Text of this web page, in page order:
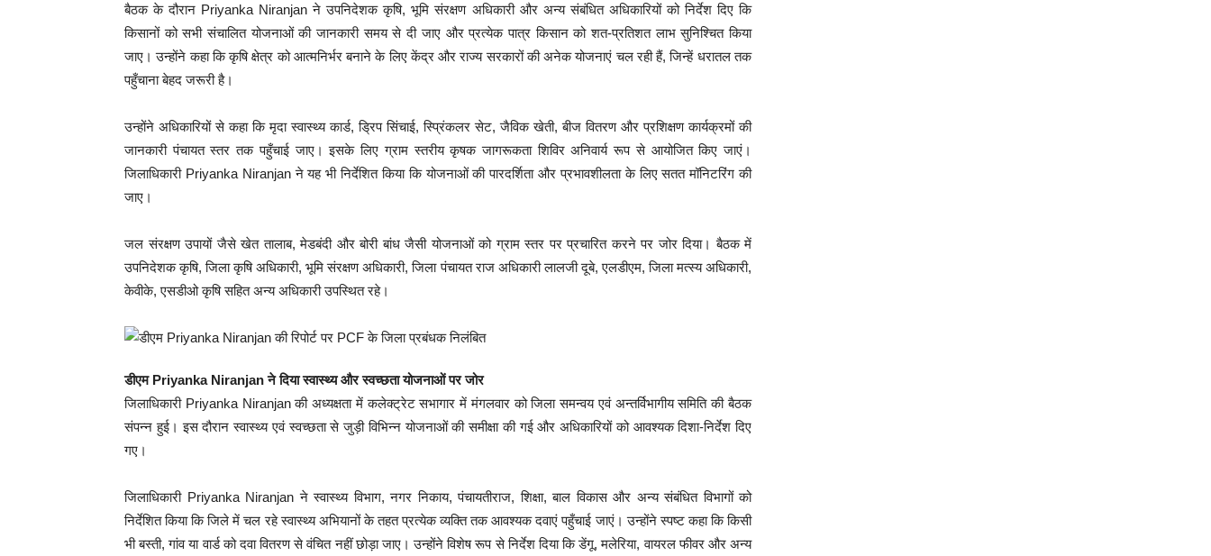
बैठक के दौरान Priyanka Niranjan ने उपनिदेशक कृषि, भूमि संरक्षण अधिकारी और अन्य संबंधित अधिकारियों को निर्देश दिए कि
किसानों को सभी संचालित योजनाओं की जानकारी समय से दी जाए और प्रत्येक पात्र किसान को शत-प्रतिशत लाभ सुनिश्चित किया
जाए। उन्होंने कहा कि कृषि क्षेत्र को आत्मनिर्भर बनाने के लिए केंद्र और राज्य सरकारों की अनेक योजनाएं चल रही हैं, जिन्हें धरातल तक
पहुँचाना बेहद जरूरी है।
उन्होंने अधिकारियों से कहा कि मृदा स्वास्थ्य कार्ड, ड्रिप सिंचाई, स्प्रिंकलर सेट, जैविक खेती, बीज वितरण और प्रशिक्षण कार्यक्रमों की
जानकारी पंचायत स्तर तक पहुँचाई जाए। इसके लिए ग्राम स्तरीय कृषक जागरूकता शिविर अनिवार्य रूप से आयोजित किए जाएं।
जिलाधिकारी Priyanka Niranjan ने यह भी निर्देशित किया कि योजनाओं की पारदर्शिता और प्रभावशीलता के लिए सतत मॉनिटरिंग की
जाए।
जल संरक्षण उपायों जैसे खेत तालाब, मेडबंदी और बोरी बांध जैसी योजनाओं को ग्राम स्तर पर प्रचारित करने पर जोर दिया। बैठक में
उपनिदेशक कृषि, जिला कृषि अधिकारी, भूमि संरक्षण अधिकारी, जिला पंचायत राज अधिकारी लालजी दूबे, एलडीएम, जिला मत्स्य अधिकारी,
केवीके, एसडीओ कृषि सहित अन्य अधिकारी उपस्थित रहे।
डीएम Priyanka Niranjan ने दिया स्वास्थ्य और स्वच्छता योजनाओं पर जोर
जिलाधिकारी Priyanka Niranjan की अध्यक्षता में कलेक्ट्रेट सभागार में मंगलवार को जिला समन्वय एवं अन्तर्विभागीय समिति की बैठक
संपन्न हुई। इस दौरान स्वास्थ्य एवं स्वच्छता से जुड़ी विभिन्न योजनाओं की समीक्षा की गई और अधिकारियों को आवश्यक दिशा-निर्देश दिए
गए।
जिलाधिकारी Priyanka Niranjan ने स्वास्थ्य विभाग, नगर निकाय, पंचायतीराज, शिक्षा, बाल विकास और अन्य संबंधित विभागों को
निर्देशित किया कि जिले में चल रहे स्वास्थ्य अभियानों के तहत प्रत्येक व्यक्ति तक आवश्यक दवाएं पहुँचाई जाएं। उन्होंने स्पष्ट कहा कि किसी
भी बस्ती, गांव या वार्ड को दवा वितरण से वंचित नहीं छोड़ा जाए। उन्होंने विशेष रूप से निर्देश दिया कि डेंगू, मलेरिया, वायरल फीवर और अन्य